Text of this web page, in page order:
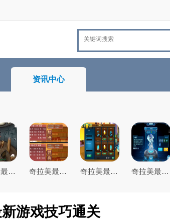
资讯中心
奇拉美最全游戏攻略解说_奇拉美最新游戏技巧通关 奇拉美最全游戏攻略解说_奇拉美最新游戏技巧通关 奇拉美最全游戏攻略解说_奇拉美最新游戏技巧通关 奇拉美最全游戏攻略解说_奇拉美最新游戏技巧通关
游戏技巧通关